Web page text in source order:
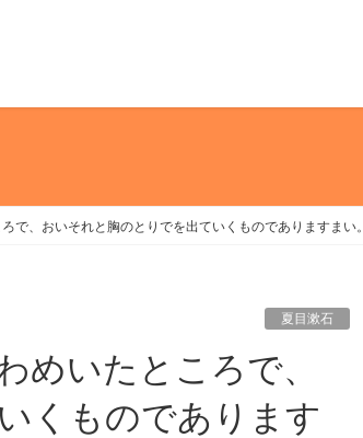
で、おいそれと胸のとりでを出ていくものでありますまい。
夏目漱石
くものであります